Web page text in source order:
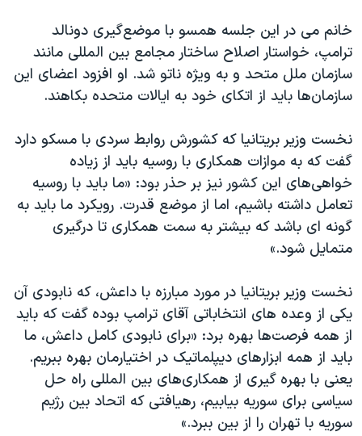
خانم می در این جلسه همسو با موضع‌گیری دونالد
ترامپ، خواستار اصلاح ساختار مجامع بین المللی مانند
سازمان ملل متحد و به ویژه ناتو شد. او افزود اعضای این
سازمان‌ها باید از اتکای خود به ایالات متحده بکاهند.
نخست وزیر بریتانیا که کشورش روابط سردی با مسکو دارد
گفت که به موازات همکاری با روسیه باید از زیاده
خواهی‌های این کشور نیز بر حذر بود: «ما باید با روسیه
تعامل داشته باشیم، اما از موضع قدرت. رویکرد ما باید به
گونه ای باشد که بیشتر به سمت همکاری تا درگیری
متمایل شود.»
نخست وزیر بریتانیا در مورد مبارزه با داعش، که نابودی آن
یکی از وعده های انتخاباتی آقای ترامپ بوده گفت که باید
از همه فرصت‌ها بهره برد: «برای نابودی کامل داعش، ما
باید از همه ابزارهای دیپلماتیک در اختیارمان بهره ببریم.
یعنی با بهره گیری از همکاری‌های بین المللی راه حل
سیاسی برای سوریه بیابیم، رهیافتی که اتحاد بین رژیم
سوریه با تهران را از بین ببرد.»